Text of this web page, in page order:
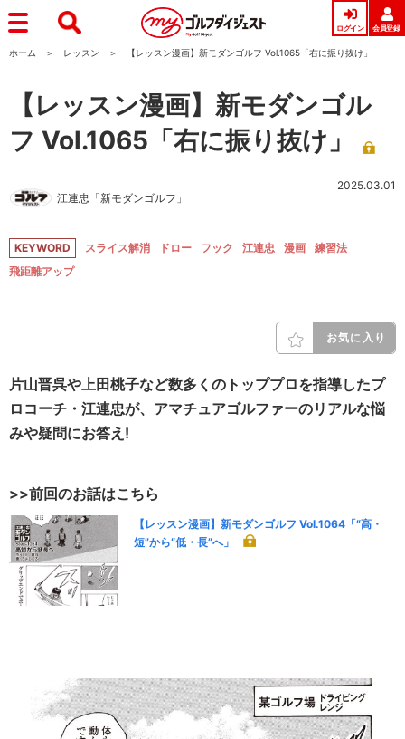
ログイン 会員登録
ホーム レッスン 【レッスン漫画】新モダンゴルフ Vol.1065「右に振り抜け」
【レッスン漫画】新モダンゴル
フ Vol.1065「右に振り抜け」
江連忠「新モダンゴルフ」
2025.03.01
KEYWORD スライス解消 ドロー フック 江連忠 漫画
練習法
飛距離アップ
お気に入り
片山晋呉や上田桃子など数多くのトッププロを指導したプ
ロコーチ・江連忠が、アマチュアゴルファーのリアルな悩
みや疑問にお答え!
>>前回のお話はこちら
【レッスン漫画】新モダンゴルフ Vol.1064「“高・
短”から“低・長”へ」